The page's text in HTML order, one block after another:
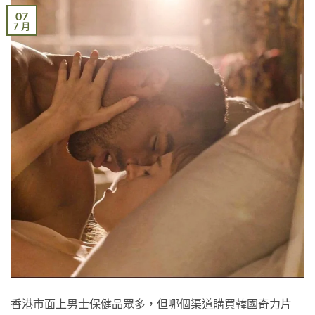
07
7 月
香港市面上男士保健品眾多，但哪個渠道購買韓國奇力片